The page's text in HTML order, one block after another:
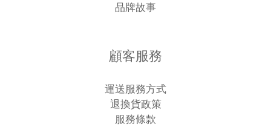
品牌故事
顧客服務
運送服務方式
退換貨政策
服務條款